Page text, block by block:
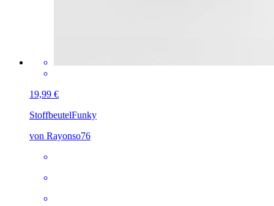
19,99 €
StoffbeutelFunky
von Rayonso76